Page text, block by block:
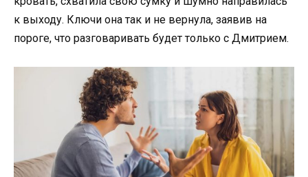
к выходу. Ключи она так и не вернула, заявив на
пороге, что разговаривать будет только с Дмитрием.